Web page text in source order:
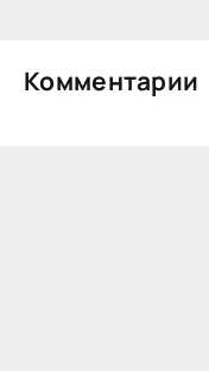
Комментарии